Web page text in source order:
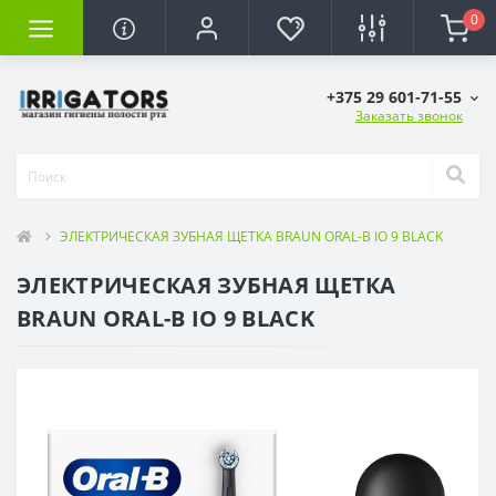
0
+375 29 601-71-55
Заказать звонок
ЭЛЕКТРИЧЕСКАЯ ЗУБНАЯ ЩЕТКА BRAUN ORAL-B IO 9 BLACK
ЭЛЕКТРИЧЕСКАЯ ЗУБНАЯ ЩЕТКА
BRAUN ORAL-B IO 9 BLACK